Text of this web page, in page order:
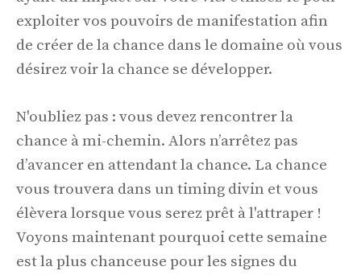
exploiter vos pouvoirs de manifestation afin
de créer de la chance dans le domaine où vous
désirez voir la chance se développer.
N'oubliez pas : vous devez rencontrer la
chance à mi-chemin. Alors n’arrêtez pas
d’avancer en attendant la chance. La chance
vous trouvera dans un timing divin et vous
élèvera lorsque vous serez prêt à l'attraper !
Voyons maintenant pourquoi cette semaine
est la plus chanceuse pour les signes du